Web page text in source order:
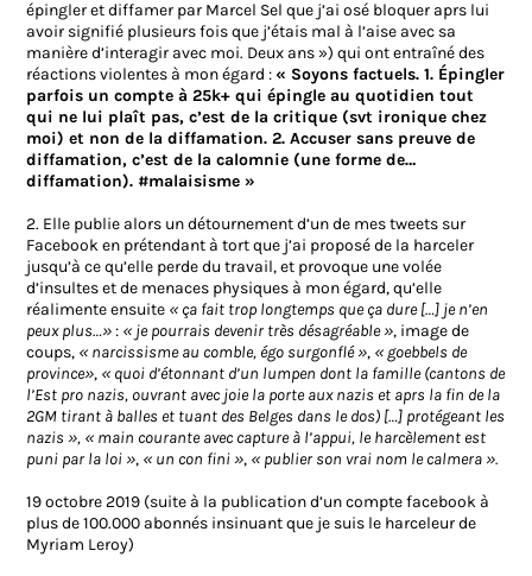
épingler et diffamer par Marcel Sel que j’ai osé bloquer aprs lui
avoir signifié plusieurs fois que j’étais mal à l’aise avec sa
manière d’interagir avec moi. Deux ans ») qui ont entraîné des
réactions violentes à mon égard :« Soyons factuels. 1. Épingler
parfois un compte à 25k+ qui épingle au quotidien tout
qui ne lui plaît pas, c’est de la critique (svt ironique chez
moi) et non de la diffamation. 2. Accuser sans preuve de
diffamation, c’est de la calomnie (une forme de…
diffamation). #malaisisme »
2. Elle publie alors un détournement d’un de mes tweets sur
Facebook en prétendant à tort que j’ai proposé de la harceler
jusqu’à ce qu’elle perde du travail, et provoque une volée
d’insultes et de menaces physiques à mon égard, qu’elle
réalimente ensuite « ça fait trop longtemps que ça dure […] je n’en
peux plus…»: « je pourrais devenir très désagréable », image de
coups, « narcissisme au comble, égo surgonflé », « goebbels de
province», « quoi d’étonnant d’un lumpen dont la famille (cantons de
l’Est pro nazis, ouvrant avec joie la porte aux nazis et aprs la fin de la
2GM tirant à balles et tuant des Belges dans le dos) […] protégeant les
nazis », « main courante avec capture à l’appui, le harcèlement est
puni par la loi », « un con fini », « publier son vrai nom le calmera ».
19 octobre 2019 (suite à la publication d’un compte facebook à
plus de 100.000 abonnés insinuant que je suis le harceleur de
Myriam Leroy)